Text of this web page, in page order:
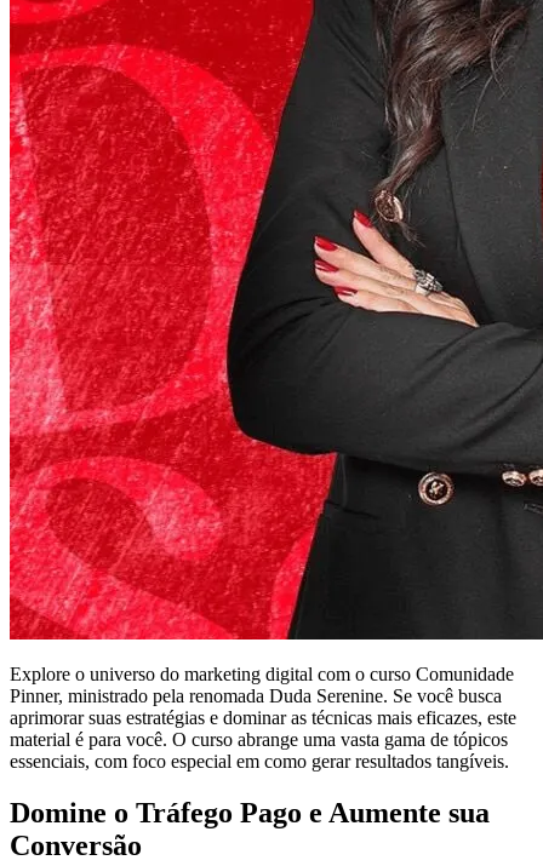
Explore o universo do marketing digital com o curso Comunidade
Pinner, ministrado pela renomada Duda Serenine. Se você busca
aprimorar suas estratégias e dominar as técnicas mais eficazes, este
material é para você. O curso abrange uma vasta gama de tópicos
essenciais, com foco especial em como gerar resultados tangíveis.
Domine o Tráfego Pago e Aumente sua
Conversão